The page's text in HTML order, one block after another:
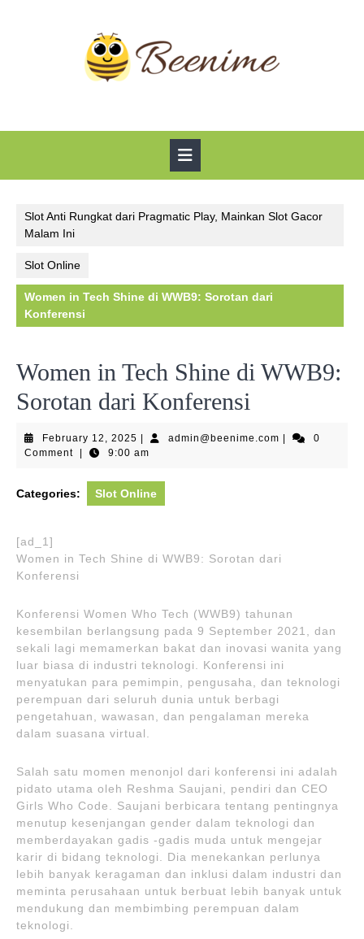
Slot Anti Rungkat dari Pragmatic Play, Mainkan Slot Gacor
Malam Ini
Slot Online
Women in Tech Shine di WWB9: Sorotan dari
Konferensi
Women in Tech Shine di WWB9:
Sorotan dari Konferensi
February 12, 2025 February
12,
admin@beenime.com
0
Comment
9:00 am
Categories: Slot Online
[ad_1]
Women in Tech Shine di WWB9: Sorotan dari
Konferensi
Konferensi Women Who Tech (WWB9) tahunan
kesembilan berlangsung pada 9 September 2021, dan
sekali lagi memamerkan bakat dan inovasi wanita yang
luar biasa di industri teknologi. Konferensi ini
menyatukan para pemimpin, pengusaha, dan teknologi
perempuan dari seluruh dunia untuk berbagi
pengetahuan, wawasan, dan pengalaman mereka
dalam suasana virtual.
Salah satu momen menonjol dari konferensi ini adalah
pidato utama oleh Reshma Saujani, pendiri dan CEO
Girls Who Code. Saujani berbicara tentang pentingnya
menutup kesenjangan gender dalam teknologi dan
memberdayakan gadis -gadis muda untuk mengejar
karir di bidang teknologi. Dia menekankan perlunya
lebih banyak keragaman dan inklusi dalam industri dan
meminta perusahaan untuk berbuat lebih banyak untuk
mendukung dan membimbing perempuan dalam
teknologi.